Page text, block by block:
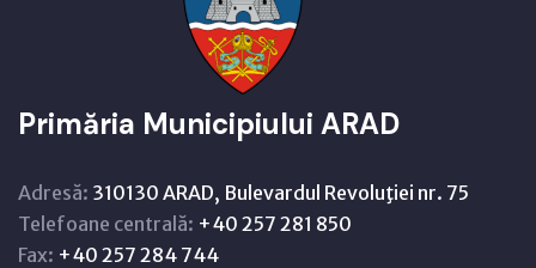
Primăria Municipiului ARAD
Adresă: 310130 ARAD, Bulevardul Revoluţiei nr. 75
Telefoane centrală: +40 257 281 850
Fax: +40 257 284 744